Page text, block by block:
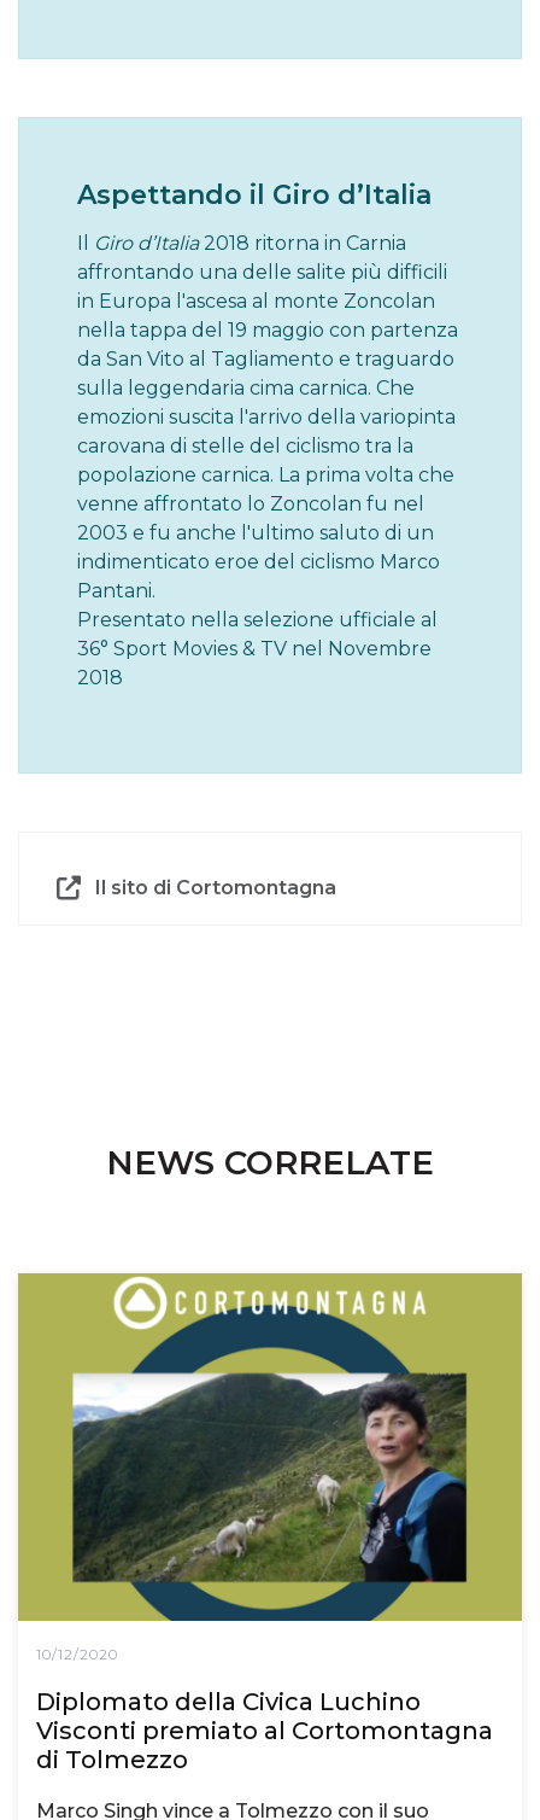
Aspettando il Giro d’Italia
Giro d’Italia2018 ritorna in Carnia
affrontando una delle salite più difficili
in Europa l'ascesa al monte Zoncolan
nella tappa del 19 maggio con partenza
da San Vito al Tagliamento e traguardo
sulla leggendaria cima carnica. Che
emozioni suscita l'arrivo della variopinta
carovana di stelle del ciclismo tra la
popolazione carnica. La prima volta che
venne affrontato lo Zoncolan fu nel
2003 e fu anche l'ultimo saluto di un
indimenticato eroe del ciclismo Marco
Pantani.
Presentato nella selezione ufficiale al
36° Sport Movies & TV nel Novembre
2018
Il sito di Cortomontagna
NEWS CORRELATE
10/12/2020
Diplomato della Civica Luchino
Visconti premiato al Cortomontagna
di Tolmezzo
Marco Singh vince a Tolmezzo con il suo